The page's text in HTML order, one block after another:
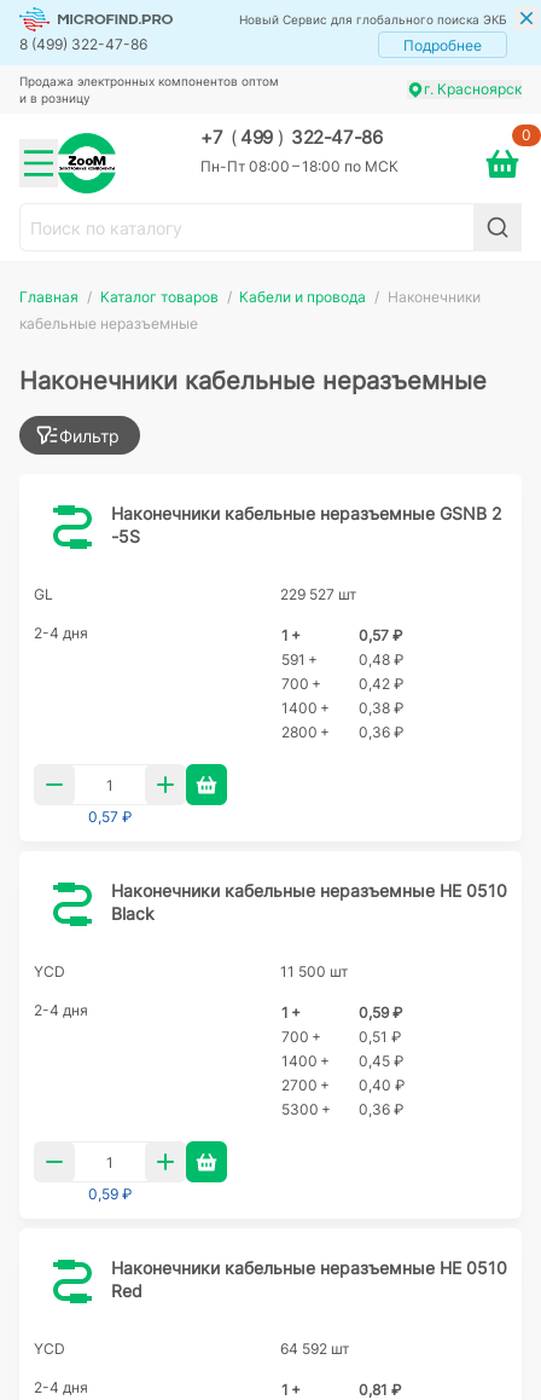
Новый Сервис для глобального поиска ЭКБ
8 (499) 322-47-86 Подробнее
Продажа электронных компонентов оптом
и в розницу
г. Красноярск
+7 (499 ) 322-47-86
Пн-Пт 08:00 – 18:00 по МСК
0
Главная Каталог товаров Кабели и провода
Наконечники
кабельные неразъемные
Наконечники кабельные неразъемные
Фильтр
Наконечники кабельные неразъемные GSNB 2
-5S
GL 229 527 шт
2-4 дня 1 +
0,57 ₽
591 +
0,48 ₽
700 +
0,42 ₽
1400 +
0,38 ₽
2800 +
0,36 ₽
0,57 ₽
Наконечники кабельные неразъемные HE 0510
Black
YCD 11 500 шт
2-4 дня 1 +
0,59 ₽
700 +
0,51 ₽
1400 +
0,45 ₽
2700 +
0,40 ₽
5300 +
0,36 ₽
0,59 ₽
Наконечники кабельные неразъемные HE 0510
Red
YCD 64 592 шт
2-4 дня 1 +
0,81 ₽